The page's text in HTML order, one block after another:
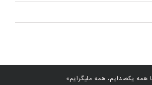
همه یکصدایم، همه ملیگرایم»